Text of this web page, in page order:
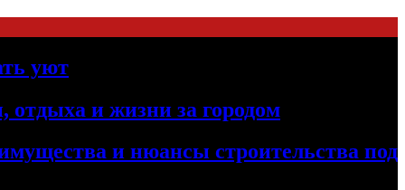
уют
отдыха и жизни за городом
и нюансы строительства под